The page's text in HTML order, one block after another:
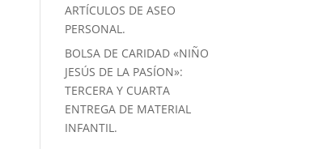
ARTÍCULOS DE ASEO
PERSONAL.
BOLSA DE CARIDAD «NIÑO
JESÚS DE LA PASÍON»:
TERCERA Y CUARTA
ENTREGA DE MATERIAL
INFANTIL.